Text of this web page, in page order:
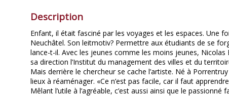
Description
Enfant, il était fasciné par les voyages et les espaces. Une
Neuchâtel. Son leitmotiv? Permettre aux étudiants de se
lance-t-il. Avec les jeunes comme les moins jeunes, Nicolas
sa direction l’Institut du management des villes et du
Mais derrière le chercheur se cache l’artiste. Né à
lieux à réaménager. «Ce n’est pas facile, car il faut
Mêlant l’utile à l’agréable, c’est aussi ainsi que le passionné